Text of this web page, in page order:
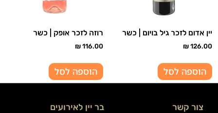
יין אדום לזכר גיל בויום | כשר
₪126.00
הוספה לסל
רוזה לזכר אופק | כשר
₪116.00
הוספה לסל
צור קשר בר יין לאירועים